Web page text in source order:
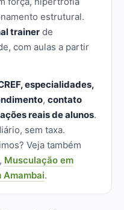
estrutural.
trainer de
com aulas a partir
especialidades,
, contato
reais de alunos.
sem taxa.
Veja também
, Musculação em
Amambai.